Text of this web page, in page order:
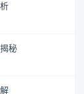
秘